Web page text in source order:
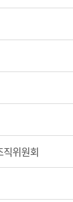
직위원회